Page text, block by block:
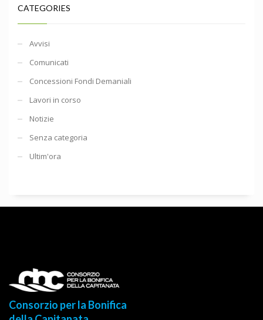
CATEGORIES
Avvisi
Comunicati
Concessioni Fondi Demaniali
Lavori in corso
Notizie
Senza categoria
Ultim'ora
Consorzio per la Bonifica